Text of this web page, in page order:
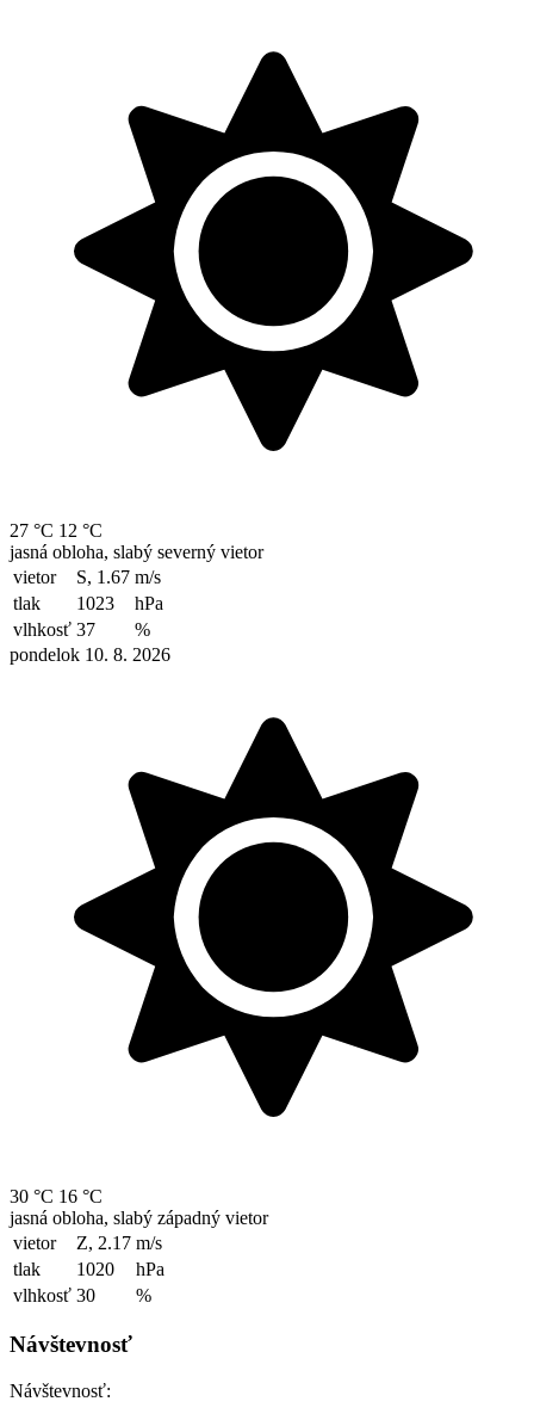
27 °C 12 °C
jasná obloha, slabý severný vietor
vietor
S, 1.67 m/s
tlak
1023
hPa
vlhkosť 37
%
pondelok 10. 8. 2026
30 °C 16 °C
jasná obloha, slabý západný vietor
vietor
Z, 2.17 m/s
tlak
1020
hPa
vlhkosť 30 %
Návštevnosť
Návštevnosť: